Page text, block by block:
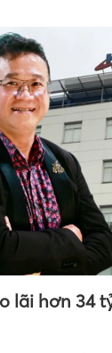
lãi hơn 34